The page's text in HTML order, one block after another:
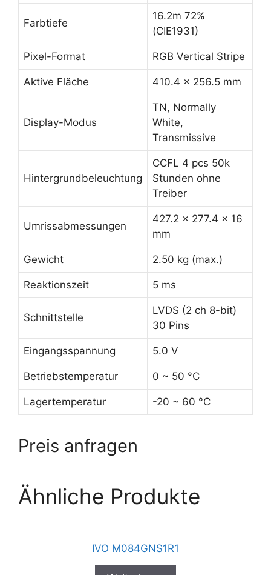
Farbtiefe
16.2m 72%
(CIE1931)
Pixel-Format RGB Vertical Stripe
Aktive Fläche 410.4 x 256.5 mm
Display-Modus
TN, Normally
White,
Transmissive
Hintergrundbeleuchtung
CCFL 4 pcs 50k
Stunden ohne
Treiber
Umrissabmessungen
427.2 x 277.4 x 16
mm
Gewicht 2.50 kg (max.)
Reaktionszeit 5 ms
Schnittstelle
LVDS (2 ch 8-bit)
30 Pins
Eingangsspannung 5.0 V
Betriebstemperatur 0 ~ 50 °C
Lagertemperatur -20 ~ 60 °C
Preis anfragen
Ähnliche Produkte
IVO M084GNS1R1